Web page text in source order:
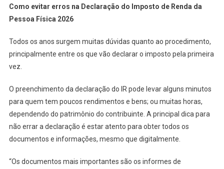
Como evitar erros na Declaração do Imposto de Renda da
Pessoa Física 2026
Todos os anos surgem muitas dúvidas quanto ao procedimento,
principalmente entre os que vão declarar o imposto pela primeira
vez.
O preenchimento da declaração do IR pode levar alguns minutos
para quem tem poucos rendimentos e bens; ou muitas horas,
dependendo do patrimônio do contribuinte. A principal dica para
não errar a declaração é estar atento para obter todos os
documentos e informações, mesmo que digitalmente.
“Os documentos mais importantes são os informes de